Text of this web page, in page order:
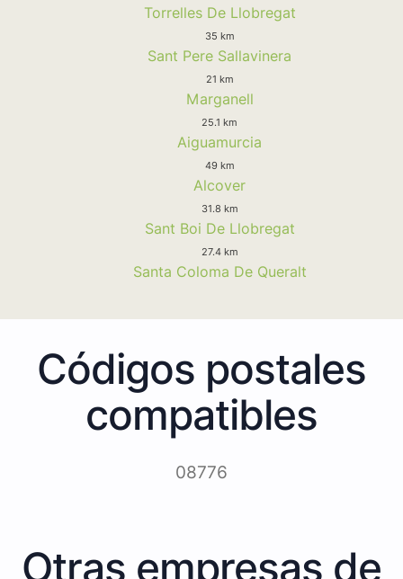
Torrelles De Llobregat
35 km
Sant Pere Sallavinera
21 km
Marganell
25.1 km
Aiguamurcia
49 km
Alcover
31.8 km
Sant Boi De Llobregat
27.4 km
Santa Coloma De Queralt
Códigos postales
compatibles
08776
Otras empresas de